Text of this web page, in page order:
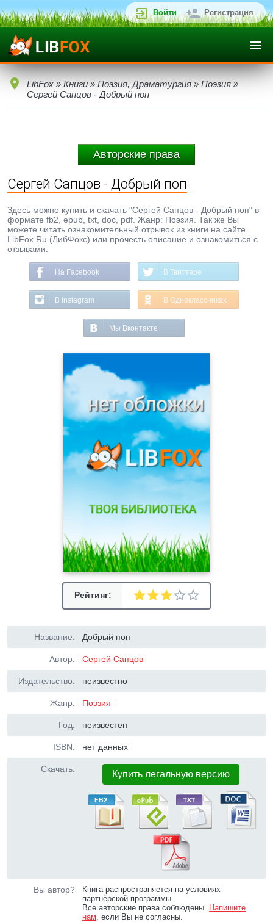
Войти Регистрация
LibFox » Книги » Поэзия, Драматургия » Поэзия »
Сергей Сапцов - Добрый поп
Авторские права
Сергей Сапцов - Добрый поп
Здесь можно купить и скачать "Сергей Сапцов - Добрый поп" в
формате fb2, epub, txt, doc, pdf. Жанр: Поэзия. Так же Вы
можете читать ознакомительный отрывок из книги на сайте
LibFox.Ru (ЛибФокс) или прочесть описание и ознакомиться с
отзывами.
На Facebook В Твиттере
В Instagram В Одноклассниках
Мы Вконтакте
Рейтинг:
Название: Добрый поп
Автор: Сергей Сапцов
Издательство: неизвестно
Жанр: Поэзия
Год: неизвестен
ISBN: нет данных
Скачать: Купить легальную версию
Вы автор?
Книга распространяется на условиях
партнёрской программы.
Все авторские права соблюдены. Напишите
нам, если Вы не согласны.